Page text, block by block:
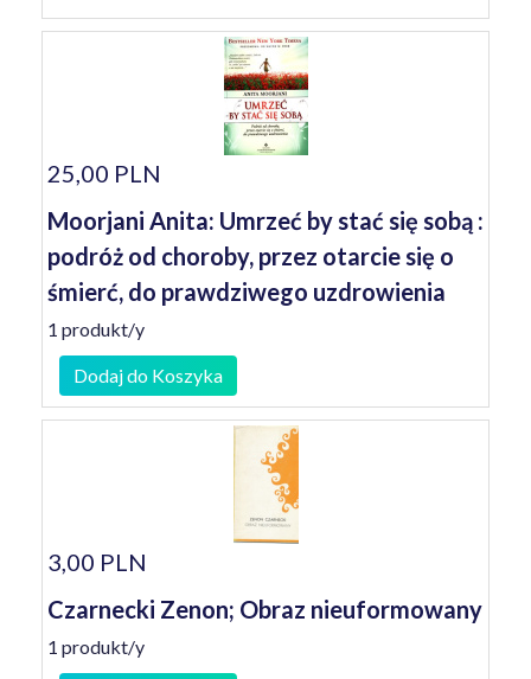
25,00 PLN
Moorjani Anita: Umrzeć by stać się sobą :
podróż od choroby, przez otarcie się o
śmierć, do prawdziwego uzdrowienia
1 produkt/y
Dodaj do Koszyka
3,00 PLN
Czarnecki Zenon; Obraz nieuformowany
1 produkt/y